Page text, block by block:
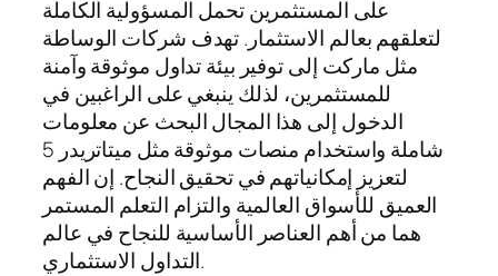
على المستثمرين تحمل المسؤولية الكاملة
لتعلقهم بعالم الاستثمار. تهدف شركات الوساطة
مثل ماركت إلى توفير بيئة تداول موثوقة وآمنة
للمستثمرين، لذلك ينبغي على الراغبين في
الدخول إلى هذا المجال البحث عن معلومات
شاملة واستخدام منصات موثوقة مثل ميتاتريدر 5
لتعزيز إمكانياتهم في تحقيق النجاح. إن الفهم
العميق للأسواق العالمية والتزام التعلم المستمر
هما من أهم العناصر الأساسية للنجاح في عالم
التداول الاستثماري.